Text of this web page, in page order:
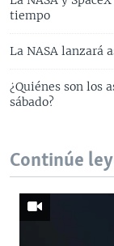
tiempo
La NASA lanzará
¿Quiénes son los
sábado?
Continúe